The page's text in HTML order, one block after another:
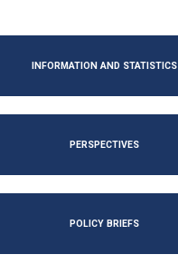
INFORMATION AND STATISTICS
PERSPECTIVES
POLICY BRIEFS